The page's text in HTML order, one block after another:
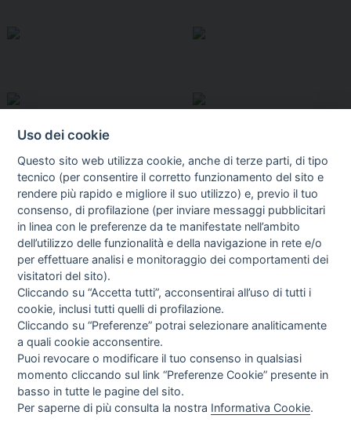
I libri Vedi tutti
Direttrice Responsabile: Alessandra Costante | Registrazione al Tribunale Civile
Uso dei cookie
Questo sito web utilizza cookie, anche di terze parti, di tipo
tecnico (per consentire il corretto funzionamento del sito e
rendere più rapido e migliore il suo utilizzo) e, previo il tuo
consenso, di profilazione (per inviare messaggi pubblicitari
in linea con le preferenze da te manifestate nell’ambito
dell’utilizzo delle funzionalità e della navigazione in rete e/o
per effettuare analisi e monitoraggio dei comportamenti dei
visitatori del sito).
Cliccando su “Accetta tutti”, acconsentirai all’uso di tutti i
cookie, inclusi tutti quelli di profilazione.
Cliccando su “Preferenze” potrai selezionare analiticamente
a quali cookie acconsentire.
Puoi revocare o modificare il tuo consenso in qualsiasi
momento cliccando sul link “Preferenze Cookie” presente in
basso in tutte le pagine del sito.
Per saperne di più consulta la nostra Informativa Cookie.